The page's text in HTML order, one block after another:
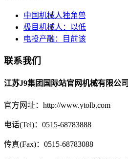
中国机械人独角兽
极目机械人：以低
电投产融：目前该
联系我们
江苏J9集团国际站官网机械有限公司
官方网址：http://www.ytolb.com
电话(Tel)：0515-68783888
传真(Fax)：0515-68783088